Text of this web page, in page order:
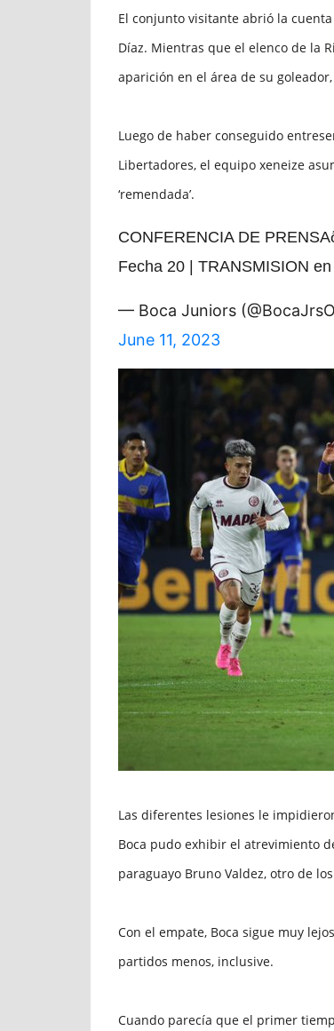
El conjunto visitante abrió la
Díaz. Mientras que el elenco de la
aparición en el área de su
Luego de haber conseguido
Libertadores, el equipo xeneize
‘remendada’.
CONFERENCIA DE
Fecha 20 | TRANSMISION
— Boca Juniors
June 11, 2023
Las diferentes lesiones le
Boca pudo exhibir el atrevimiento
paraguayo Bruno Valdez, otro de
Con el empate, Boca sigue muy
partidos menos, inclusive.
Cuando parecía que el primer